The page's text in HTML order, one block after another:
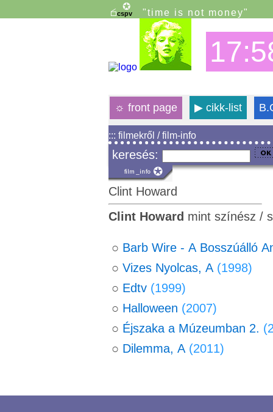
"time is not money"
☼ front page ▶cikk-list
::: filmekről / film-info
keresés:
Clint Howard
Clint Howard mint színész /
○ Barb Wire - A Bosszúálló
○ Vizes Nyolcas, A (1998)
○ Edtv (1999)
○ Halloween (2007)
○ Éjszaka a Múzeumban 2.
○ Dilemma, A (2011)